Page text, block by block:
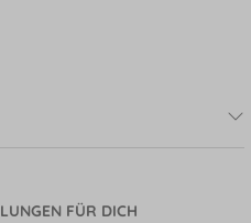
FÜR DICH